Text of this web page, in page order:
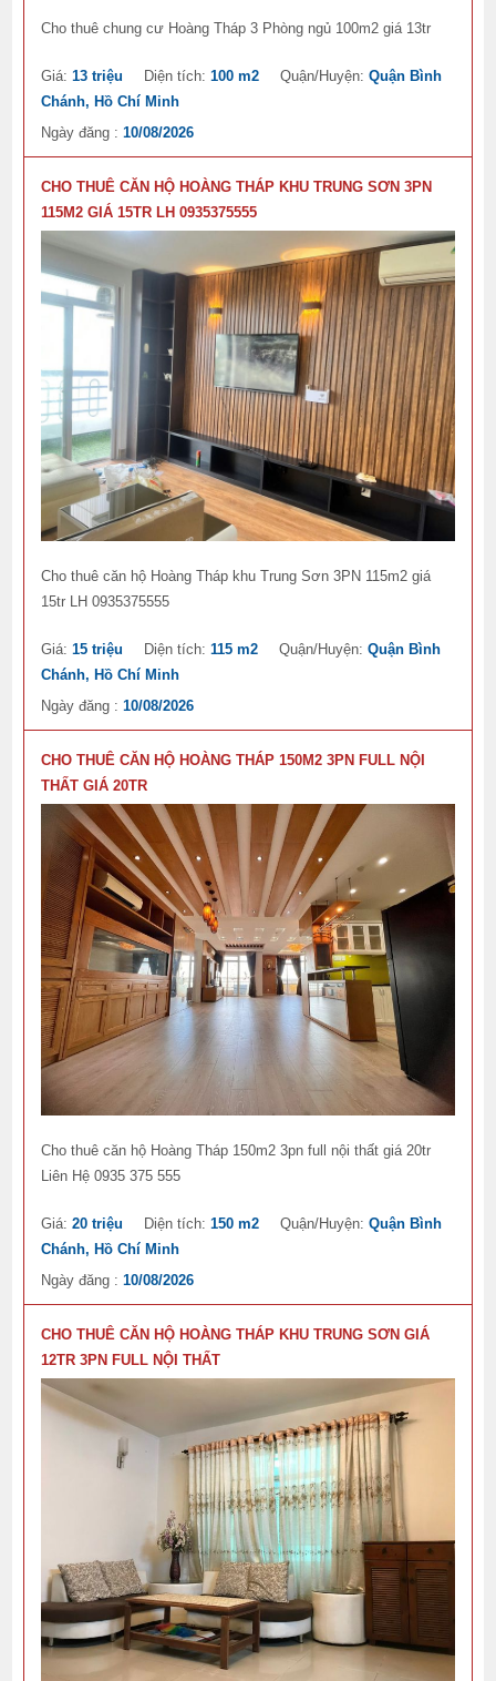
Cho thuê chung cư Hoàng Tháp 3 Phòng ngủ 100m2 giá 13tr
Giá:13 triệu Diện tích:100 m2 Quận/Huyện:Quận Bình
Chánh, Hồ Chí Minh
Ngày đăng :10/08/2026
CHO THUÊ CĂN HỘ HOÀNG THÁP KHU TRUNG SƠN 3PN
115M2 GIÁ 15TR LH 0935375555
Cho thuê căn hộ Hoàng Tháp khu Trung Sơn 3PN 115m2 giá
15tr LH 0935375555
Giá:15 triệu Diện tích:115 m2 Quận/Huyện:Quận Bình
Chánh, Hồ Chí Minh
Ngày đăng :10/08/2026
CHO THUÊ CĂN HỘ HOÀNG THÁP 150M2 3PN FULL NỘI
THẤT GIÁ 20TR
Cho thuê căn hộ Hoàng Tháp 150m2 3pn full nội thất giá 20tr
Liên Hệ 0935 375 555
Giá:20 triệu Diện tích:150 m2 Quận/Huyện:Quận Bình
Chánh, Hồ Chí Minh
Ngày đăng :10/08/2026
CHO THUÊ CĂN HỘ HOÀNG THÁP KHU TRUNG SƠN GIÁ
12TR 3PN FULL NỘI THẤT